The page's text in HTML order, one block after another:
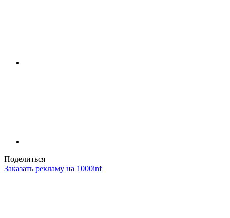
Поделиться
Заказать рекламу на 1000inf